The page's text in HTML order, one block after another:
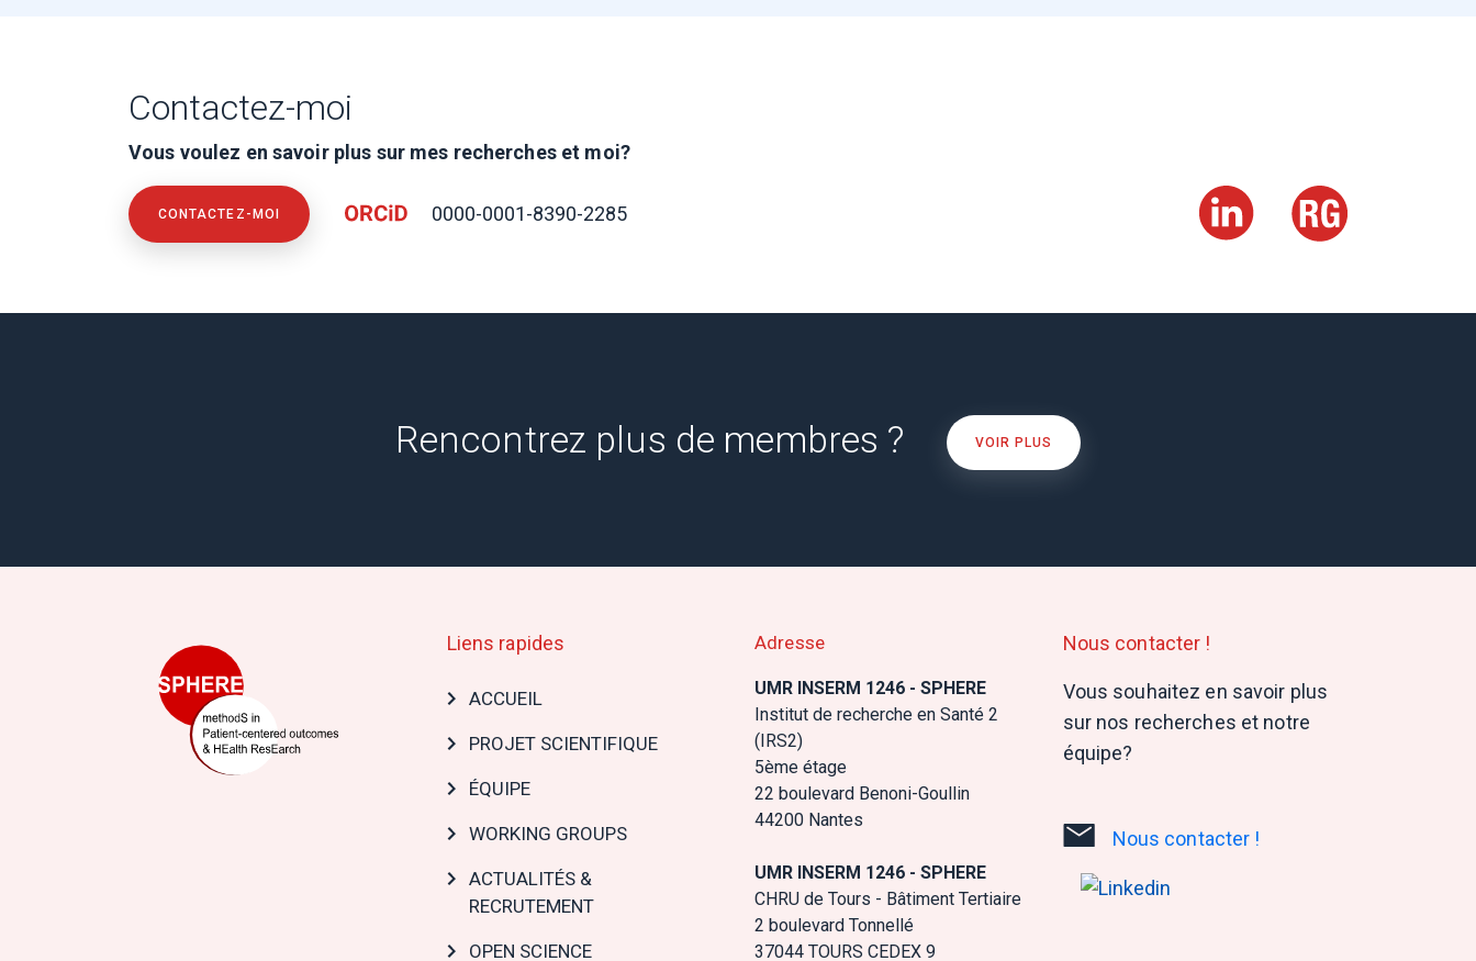
Contactez-moi
Vous voulez en savoir plus sur mes recherches et moi?
CONTACTEZ-MOI 0000-0001-8390-2285
Rencontrez plus de membres ? VOIR PLUS
Liens rapides
MainACCUEIL
PROJET SCIENTIFIQUE
ÉQUIPE
WORKING GROUPS
ACTUALITÉS &
RECRUTEMENT
OPEN SCIENCE
Adresse
UMR INSERM 1246 - SPHERE
Institut de recherche en Santé 2
(IRS2)
5ème étage
22 boulevard Benoni-Goullin
44200 Nantes
UMR INSERM 1246 - SPHERE
CHRU de Tours - Bâtiment Tertiaire
2 boulevard Tonnellé
37044 TOURS CEDEX 9
Nous contacter !
Vous souhaitez en savoir plus
sur nos recherches et notre
équipe?
Nous contacter !